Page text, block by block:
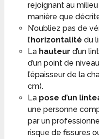
rejoignant au
manière que
N’oubliez pas de
l’horizontalité du
La hauteur d’un
d’un point de
l’épaisseur de la
cm).
La pose d’un
une personne
par un
risque de fissures